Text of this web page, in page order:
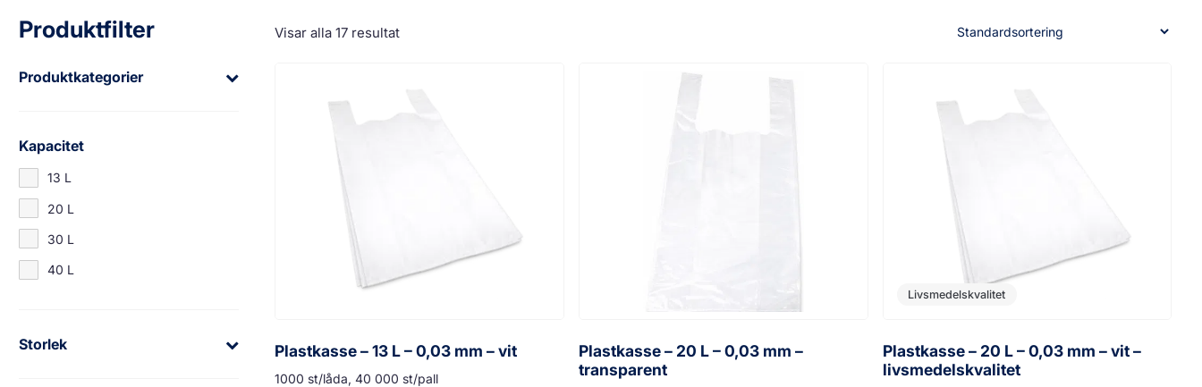
Produktfilter
Produktkategorier
Kapacitet
13 L
20 L
30 L
40 L
Storlek
Visar alla 17 resultat
Plastkasse – 13 L – 0,03 mm – vit
1000 st/låda, 40 000 st/pall
Plastkasse – 20 L – 0,03 mm –
transparent
Livsmedelskvalitet
Plastkasse – 20 L – 0,03 mm – vit –
livsmedelskvalitet